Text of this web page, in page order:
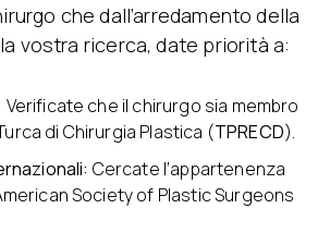
che dall’arredamento della
vostra ricerca, date priorità a:
Verificate che il chirurgo sia membro
di Chirurgia Plastica (TPRECD).
Cercate l’appartenenza
Society of Plastic Surgeons